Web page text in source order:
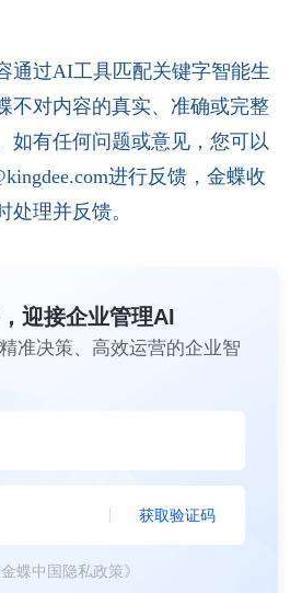
通过AI工具匹配关键字智能生
不对内容的真实、准确或完整
如有任何问题或意见，您可以
进行反馈，金蝶收
处理并反馈。
迎接企业管理AI
准决策、高效运营的企业智
获取验证码
金蝶中国隐私政策》